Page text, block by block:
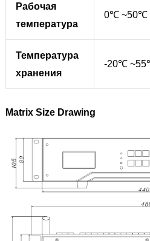
Рабочая
температура
0℃ ~50℃
Температура
хранения
-20℃
Matrix Size Drawing